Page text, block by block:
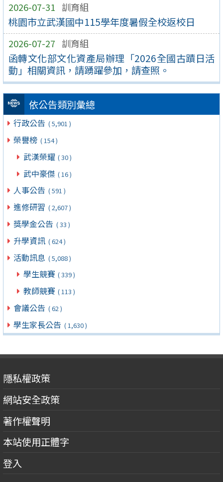
2026-07-31 訓育組
桃園市立武漢國中115學年度暑假全校返校日
2026-07-27 訓育組
函轉文化部文化資產局辦理「2026全國古蹟日活
動」相關資訊，請踴躍參加，請查照。
依公告類別彙總
行政公告 ( 5,901 )
榮譽榜 ( 154 )
武漢榮耀 ( 30 )
武中豪傑 ( 16 )
人事公告 ( 591 )
進修研習 ( 2,607 )
獎學金公告 ( 33 )
升學資訊 ( 624 )
活動訊息 ( 5,088 )
學生競賽 ( 339 )
教師競賽 ( 113 )
會議公告 ( 62 )
學生家長公告 ( 1,630 )
隱私權政策
網站安全政策
著作權聲明
本站使用正體字
登入